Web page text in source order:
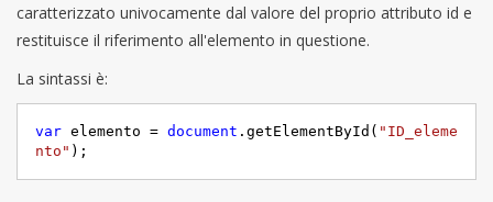
caratterizzato univocamente dal valore del proprio attributo id e
restituisce il riferimento all'elemento in questione.
La sintassi è:
var elemento = document .getElementById( "ID_eleme
nto" );